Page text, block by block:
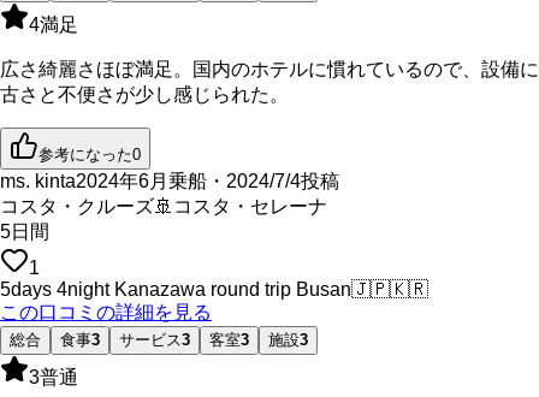
4満足
広さ綺麗さほぼ満足。国内のホテルに慣れているので、設備に
古さと不便さが少し感じられた。
参考になった0
ms. kinta2024年6月乗船・2024/7/4投稿
コスタ・クルーズ🚢 コスタ・セレーナ
5日間
1
5days 4night Kanazawa round trip Busan🇯🇵🇰🇷
この口コミの詳細を見る
総合 食事3 サービス3 客室3 施設3
3普通